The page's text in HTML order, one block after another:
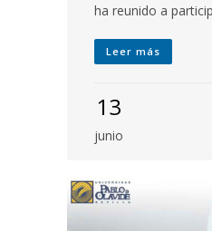
ha reunido a
Leer más
13
junio